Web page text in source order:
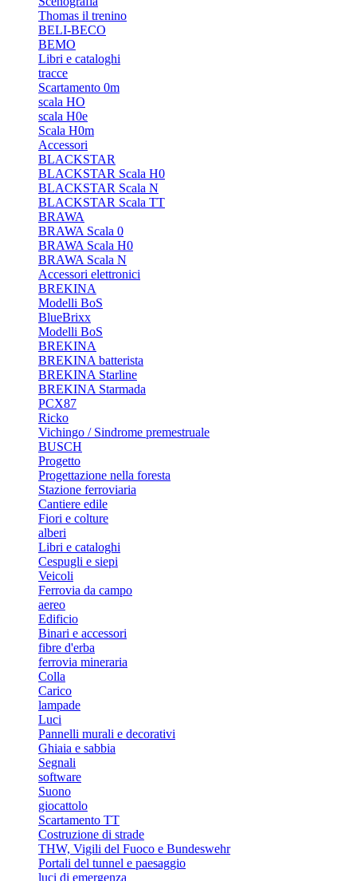
Thomas il trenino
BELI-BECO
BEMO
Libri e cataloghi
tracce
Scartamento 0m
scala HO
scala H0e
Scala H0m
Accessori
BLACKSTAR
BLACKSTAR Scala H0
BLACKSTAR Scala N
BLACKSTAR Scala TT
BRAWA
BRAWA Scala 0
BRAWA Scala H0
BRAWA Scala N
Accessori elettronici
BREKINA
Modelli BoS
BlueBrixx
Modelli BoS
BREKINA
BREKINA batterista
BREKINA Starline
BREKINA Starmada
PCX87
Ricko
Vichingo / Sindrome premestruale
BUSCH
Progetto
Progettazione nella foresta
Stazione ferroviaria
Cantiere edile
Fiori e colture
alberi
Libri e cataloghi
Cespugli e siepi
Veicoli
Ferrovia da campo
aereo
Edificio
Binari e accessori
fibre d'erba
ferrovia mineraria
Colla
Carico
lampade
Luci
Pannelli murali e decorativi
Ghiaia e sabbia
Segnali
software
Suono
giocattolo
Scartamento TT
Costruzione di strade
THW, Vigili del Fuoco e Bundeswehr
Portali del tunnel e paesaggio
luci di emergenza